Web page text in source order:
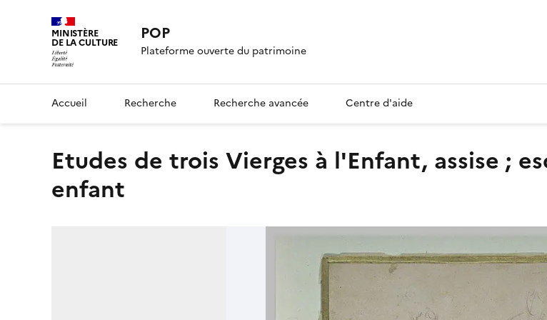
MINISTÈRE
DE LA CULTURE POP
Plateforme ouverte du patrimoine
Accueil Recherche Recherche avancée Centre d'aide
Etudes de trois Vierges à l'Enfant, assise ; esquisse d'un
enfant